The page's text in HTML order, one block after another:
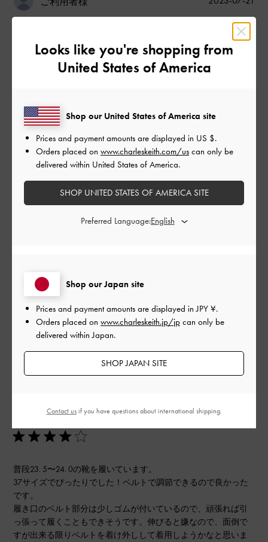
ンサイズ下げたら、ピッタリなのかもしれませんがフラットサ
ンダルなので緩めでもいいかな。
合わせられるサンダルです
サイズ: 39/24.5cm |カラー: ブラック系
もっと見る
このレビューは役に立ちましたか？
うさぎさんのレビュー
普段23. 5〜24. 0の靴を履いています。
37サイズでぴったりでした！ベルトで調節できるので良かった
です。
履き口のベルト部分は少しゴムが付いているので、頑張れば引
っ張って履くこともできそうです。伸びると嫌なので、面倒で
すが出来る限りベルトを着け外しして着用しようかなと思いま
Looks like you're shopping from
United States of America
Shop our Japan site
Prices and payment amounts are displayed inJPY ¥.
Orders placed on www.charleskeith.jp/jp can only be
delivered within Japan.
SHOP JAPAN SITE
Shop our United States of America site
Prices and payment amounts are displayed in US $.
Orders placed on www.charleskeith.com/us can only be
delivered within United States of America.
SHOP UNITED STATES OF AMERICA SITE
Preferred Language:
Contact usif you have questions about international shipping.